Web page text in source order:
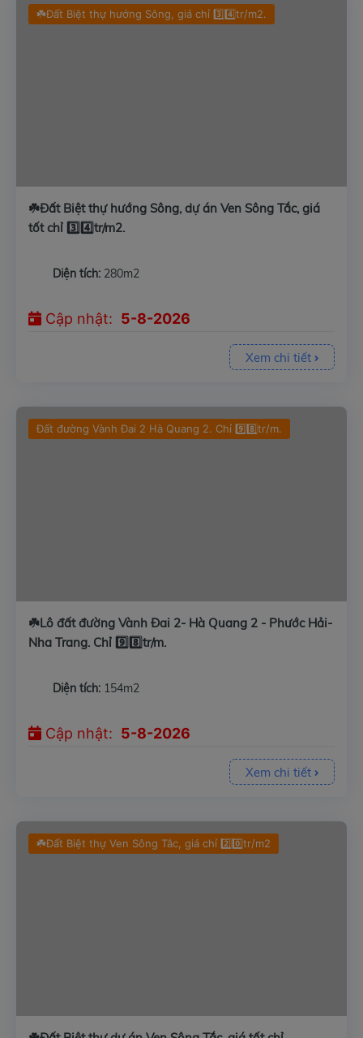
☘️Đất Biệt thự hướng Sông, giá chỉ 3️⃣4️⃣tr/m2.
☘️Đất Biệt thự hướng Sông, dự án Ven Sông Tắc, giá
tốt chỉ 3️⃣4️⃣tr/m2.
Diện tích: 280m2
Cập nhật: 5-8-2026
Xem chi tiết
Đất đường Vành Đai 2 Hà Quang 2. Chỉ 9️⃣8️⃣tr/m.
☘️Lô đất đường Vành Đai 2- Hà Quang 2 - Phước Hải-
Nha Trang. Chỉ 9️⃣8️⃣tr/m.
Diện tích: 154m2
Cập nhật: 5-8-2026
Xem chi tiết
☘️Đất Biệt thự Ven Sông Tắc, giá chỉ 2️⃣0️⃣tr/m2